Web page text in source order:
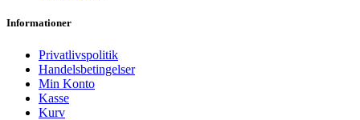
Informationer
Privatlivspolitik
Handelsbetingelser
Min Konto
Kasse
Kurv